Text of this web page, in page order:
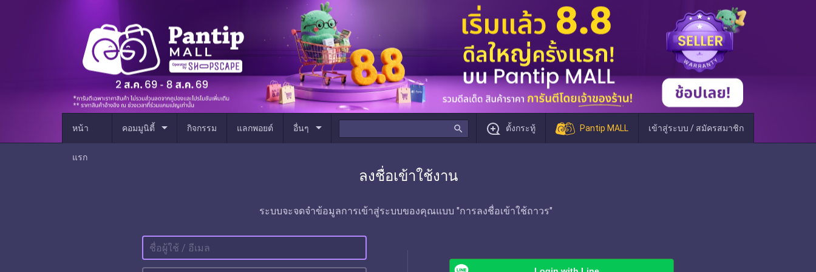
หน้า
แรก
คอมมูนิตี้ arrow_drop_down กิจกรรม แลกพอยต์ อื่นๆ arrow_drop_down search ตั้งกระทู้ Pantip MALL เข้าสู่ระบบ / สมัครสมาชิก
ลงชื่อเข้าใช้งาน
ระบบจะจดจำข้อมูลการเข้าสู่ระบบของคุณแบบ "การลงชื่อเข้าใช้ถาวร"